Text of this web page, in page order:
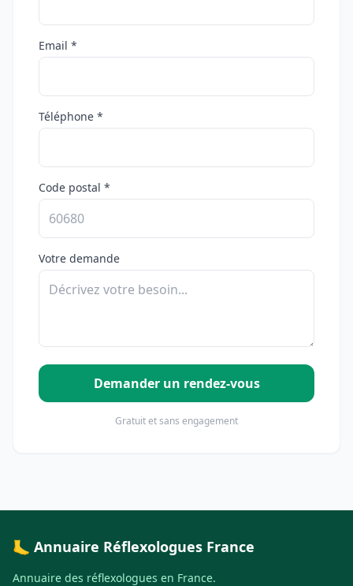
Email *
Téléphone *
Code postal *
Votre demande
Demander un rendez-vous
Gratuit et sans engagement
🦶 Annuaire Réflexologues France
Annuaire des réflexologues en France.